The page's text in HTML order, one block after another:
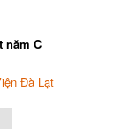
năm C
Đà Lạt